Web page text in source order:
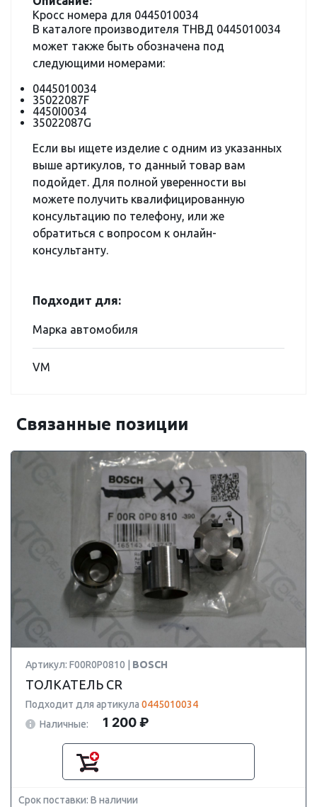
Кросс номера для 0445010034
В каталоге производителя ТНВД 0445010034
может также быть обозначена под
следующими номерами:
0445010034
35022087F
4450I0034
35022087G
Если вы ищете изделие с одним из указанных
выше артикулов, то данный товар вам
подойдет. Для полной уверенности вы
можете получить квалифицированную
консультацию по телефону, или же
обратиться с вопросом к онлайн-
консультанту.
Подходит для:
Марка автомобиля
VM
Связанные позиции
Артикул: F00R0P0810 | BOSCH
ТОЛКАТЕЛЬ CR
Подходит для артикула 0445010034
Наличные:
1 200 ₽
Срок поставки: В наличии